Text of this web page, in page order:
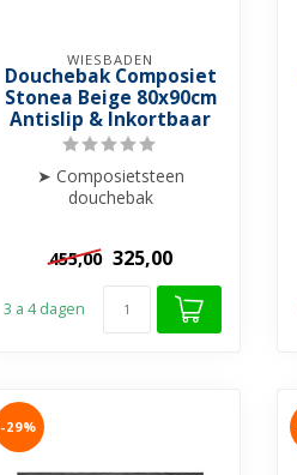
WIESBADEN
Douchebak Composiet
Stonea Beige 80x90cm
Antislip & Inkortbaar
➤ Composietsteen
douchebak
➤ Inkortba...
455,00 325,00
3 a 4 dagen
-29%